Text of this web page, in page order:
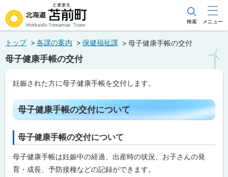
文
メ
ニ
北海道苫前町
Hokkaido Tomamae Town
検索 メニュー
トップ 各課の案内 保健福祉課 母子健康手帳の交付
母子健康手帳の交付
妊娠された方に母子健康手帳を交付します。
ペ
ー
ジ
内
目
次
母
子
健
母子健康手帳の交付について
母子健康手帳の交付について
母子健康手帳は妊娠中の経過、出産時の状況、お子さんの発
育・成長、予防接種などの記録ができます。